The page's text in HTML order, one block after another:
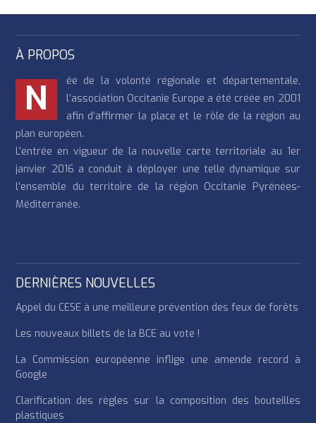
À PROPOS
N
ée de la volonté régionale et départementale,
l’association Occitanie Europe a été créée en 2001
afin d’affirmer la place et le rôle de la région au
plan européen.
L’entrée en vigueur de la nouvelle carte territoriale au 1er
janvier 2016 a conduit à déployer une telle dynamique sur
l’ensemble du territoire de la région Occitanie Pyrénées-
Méditerranée.
DERNIÈRES NOUVELLES
Appel du CESE à une meilleure prévention des feux de forêts
Les nouveaux billets de la BCE au vote !
La Commission européenne inflige une amende record à
Google
Clarification des règles sur la composition des bouteilles
plastiques